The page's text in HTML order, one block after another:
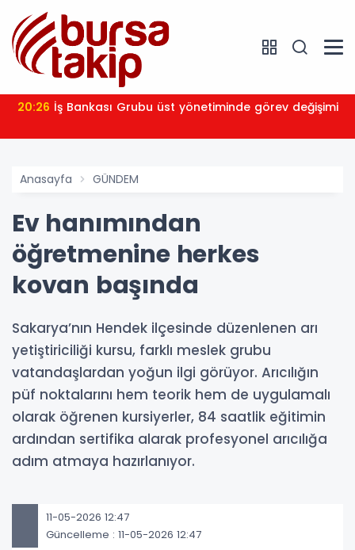
20:26 İş Bankası Grubu üst yönetiminde görev değişimi
Anasayfa GÜNDEM
Ev hanımından
öğretmenine herkes
kovan başında
Sakarya’nın Hendek ilçesinde düzenlenen arı
yetiştiriciliği kursu, farklı meslek grubu
vatandaşlardan yoğun ilgi görüyor. Arıcılığın
püf noktalarını hem teorik hem de uygulamalı
olarak öğrenen kursiyerler, 84 saatlik eğitimin
ardından sertifika alarak profesyonel arıcılığa
adım atmaya hazırlanıyor.
11-05-2026 12:47
Güncelleme : 11-05-2026 12:47